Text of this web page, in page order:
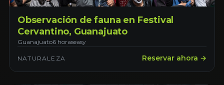
Observación de fauna en Festival
Cervantino, Guanajuato
Guanajuato6 horaseasy
NATURALEZA Reservar ahora →